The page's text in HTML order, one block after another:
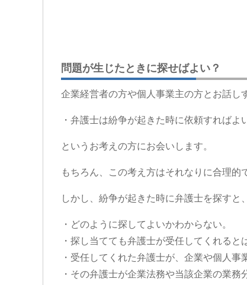
問題が生じたときに探せばよい？
企業経営者の方や個人事業主の方とお話し
・弁護士は紛争が起きた時に依頼すればよ
というお考えの方にお会いします。
もちろん、この考え方はそれなりに合理的
しかし、紛争が起きた時に弁護士を探すと、
・どのように探してよいかわからない。
・探し当てても弁護士が受任してくれると
・受任してくれた弁護士が、企業や個人事
・その弁護士が企業法務や当該企業の業務